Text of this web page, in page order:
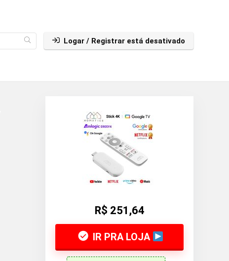
Logar / Registrar está desativado
R$ 251,64
IR PRA LOJA